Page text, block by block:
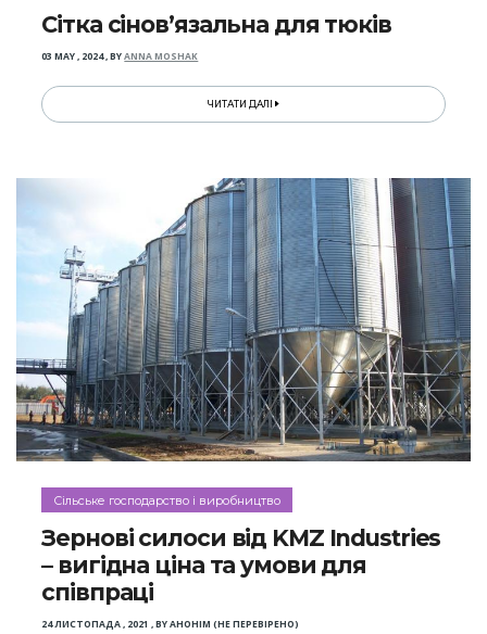
Сітка сінов’язальна для тюків
03 MAY , 2024,BYANNA MOSHAK
ЧИТАТИ ДАЛІ
Сільське господарство і виробництво
Зернові силоси від KMZ Industries
– вигідна ціна та умови для
співпраці
24 ЛИСТОПАДА , 2021 ,BYАНОНІМ (НЕ ПЕРЕВІРЕНО)